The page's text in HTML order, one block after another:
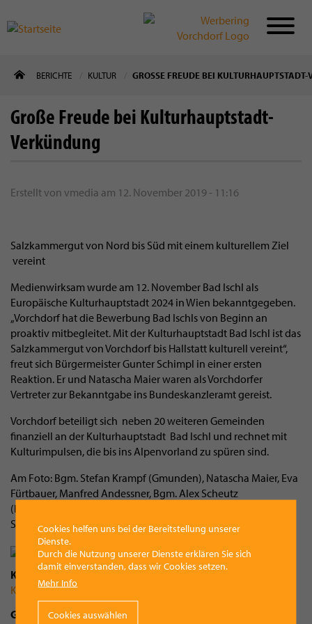
zum
BERICHTE KULTUR GROSSE FREUDE BEI KULTURHAUPTSTADT-
Große Freude bei Kulturhauptstadt-
Verkündung
Erstellt von vmedia am 12. November 2019 - 11:16
Salzkammergut von Nord bis Süd mit einem kulturellem Ziel
vereint
Medienwirksam wurde am 12. November Bad Ischl als
Europäische Kulturhauptstadt 2024 in Wien bekanntgegeben.
„Vorchdorf hat die Bewerbung Bad Ischls von Beginn an
proaktiv mitbegleitet. Mit der Kulturhauptstadt Bad Ischl ist das
Salzkammergut von Vorchdorf bis Hallstatt kulturell vereint“,
freut sich Bürgermeister Gunter Schimpl in einer ersten
Reaktion. Er und Natascha Maier waren als Vorchdorfer
Vertreter zur Bekanntgabe ins Bundeskanzleramt gereist.
Vorchdorf beteiligt sich neben 20 weiteren Gemeinden
finanziell an der Kulturhauptstadt Bad Ischl und rechnet mit
Kulturimpulsen, die bis ins Alpenvorland zu spüren sind.
Am Foto: Bgm. Stefan Krampf (Gmunden), Natascha Maier, Eva
Fürtbauer, Manfred Andessner, Bgm. Alex Scheutz
(Hallstatt) und Bgm. Gunter Schimpl (Vorchdorf). Fotos:
Schimpl
Kategorie
Kultur
Gemeinde
Cookies helfen uns bei der Bereitstellung unserer
Dienste.
Durch die Nutzung unserer Dienste erklären Sie sich
damit einverstanden, dass wir Cookies setzen.
Mehr Info
Cookies auswählen